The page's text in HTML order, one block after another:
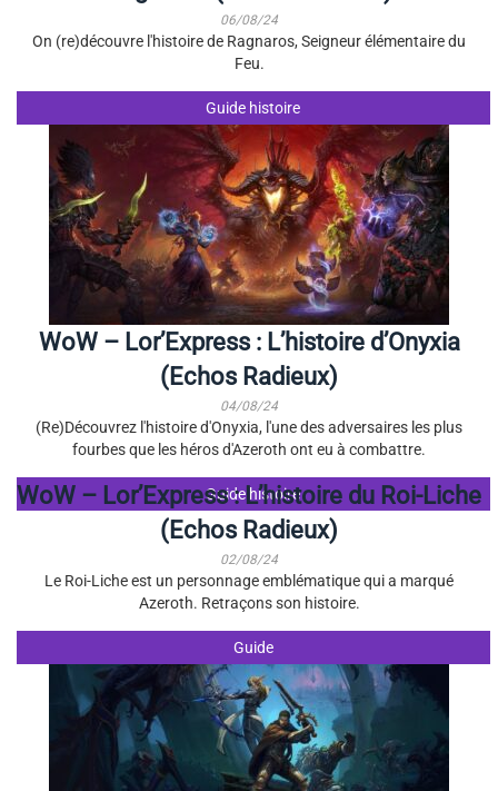
06/08/24
On (re)découvre l'histoire de Ragnaros, Seigneur élémentaire du
Feu.
Guide histoire
WoW – Lor’Express : L’histoire d’Onyxia
(Echos Radieux)
04/08/24
(Re)Découvrez l'histoire d'Onyxia, l'une des adversaires les plus
fourbes que les héros d'Azeroth ont eu à combattre.
Guide histoire
WoW – Lor’Express : L’histoire du Roi-Liche
(Echos Radieux)
02/08/24
Le Roi-Liche est un personnage emblématique qui a marqué
Azeroth. Retraçons son histoire.
Guide